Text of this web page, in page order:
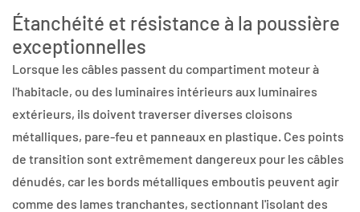
Étanchéité et résistance à la poussière
exceptionnelles
Lorsque les câbles passent du compartiment moteur à
l'habitacle, ou des luminaires intérieurs aux luminaires
extérieurs, ils doivent traverser diverses cloisons
métalliques, pare-feu et panneaux en plastique. Ces points
de transition sont extrêmement dangereux pour les câbles
dénudés, car les bords métalliques emboutis peuvent agir
comme des lames tranchantes, sectionnant l'isolant des